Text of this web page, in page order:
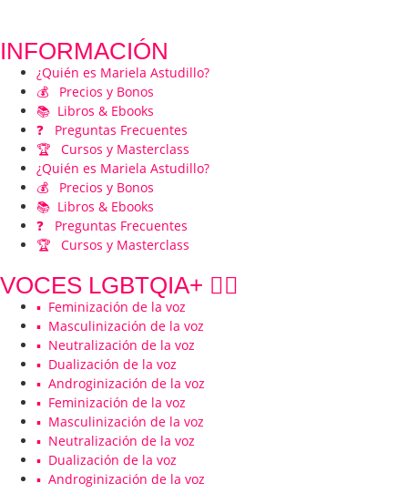
INFORMACIÓN
¿Quién es Mariela Astudillo?
💰 Precios y Bonos
📚 Libros & Ebooks
❓ Preguntas Frecuentes
🏆 Cursos y Masterclass
¿Quién es Mariela Astudillo?
💰 Precios y Bonos
📚 Libros & Ebooks
❓ Preguntas Frecuentes
🏆 Cursos y Masterclass
VOCES LGBTQIA+ 🏳️‍🌈
▪️ Feminización de la voz
▪️ Masculinización de la voz
▪️ Neutralización de la voz
▪️ Dualización de la voz
▪️ Androginización de la voz
▪️ Feminización de la voz
▪️ Masculinización de la voz
▪️ Neutralización de la voz
▪️ Dualización de la voz
▪️ Androginización de la voz